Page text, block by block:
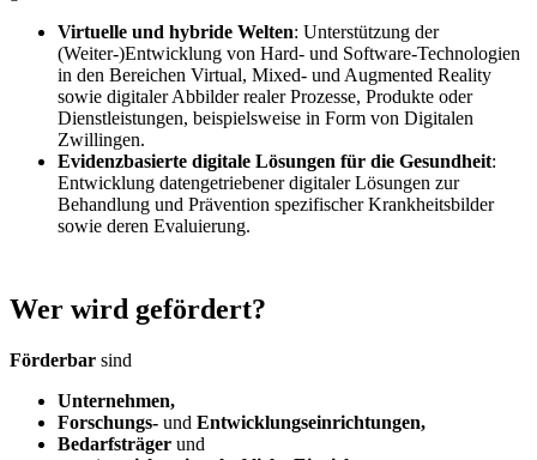
Virtuelle und hybride Welten: Unterstützung der
(Weiter-)Entwicklung von Hard- und Software-Technologien
in den Bereichen Virtual, Mixed- und Augmented Reality
sowie digitaler Abbilder realer Prozesse, Produkte oder
Dienstleistungen, beispielsweise in Form von Digitalen
Zwillingen.
Evidenzbasierte digitale Lösungen für die Gesundheit:
Entwicklung datengetriebener digitaler Lösungen zur
Behandlung und Prävention spezifischer Krankheitsbilder
sowie deren Evaluierung.
Wer wird gefördert?
Förderbar sind
Unternehmen,
Forschungs- und Entwicklungseinrichtungen,
Bedarfsträger und